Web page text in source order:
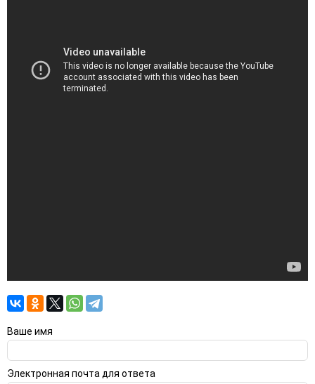
Ваше имя
Электронная почта для ответа